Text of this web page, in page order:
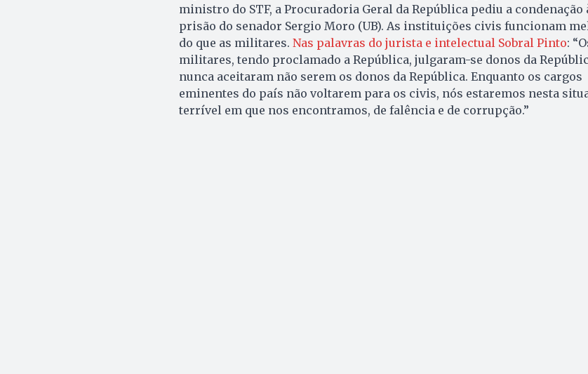
ministro do STF, a Procuradoria Geral da República pediu a condenação
prisão do senador Sergio Moro (UB). As instituições civis funcionam
do que as militares. Nas palavras do jurista e intelectual Sobral Pinto:
militares, tendo proclamado a República, julgaram-se donos da
nunca aceitaram não serem os donos da República. Enquanto os cargos
eminentes do país não voltarem para os civis, nós estaremos nesta
terrível em que nos encontramos, de falência e de corrupção.”